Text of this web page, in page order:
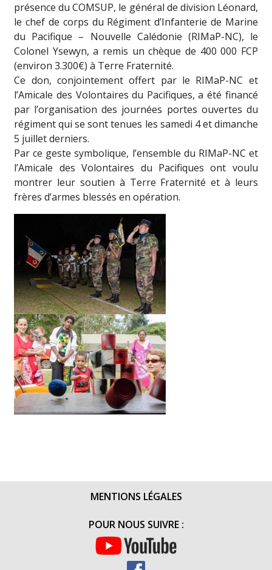
présence du COMSUP, le général de division Léonard,
le chef de corps du Régiment d’Infanterie de Marine
du Pacifique – Nouvelle Calédonie (RIMaP-NC), le
Colonel Ysewyn, a remis un chèque de 400 000 FCP
(environ 3.300€) à Terre Fraternité.
Ce don, conjointement offert par le RIMaP-NC et
l’Amicale des Volontaires du Pacifiques, a été financé
par l’organisation des journées portes ouvertes du
régiment qui se sont tenues les samedi 4 et dimanche
5 juillet derniers.
Par ce geste symbolique, l’ensemble du RIMaP-NC et
l’Amicale des Volontaires du Pacifiques ont voulu
montrer leur soutien à Terre Fraternité et à leurs
frères d’armes blessés en opération.
MENTIONS LÉGALES
POUR NOUS SUIVRE :